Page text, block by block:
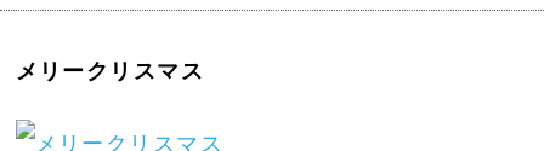
メリークリスマス